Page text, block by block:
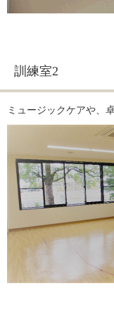
訓練室2
ミュージックケアや、